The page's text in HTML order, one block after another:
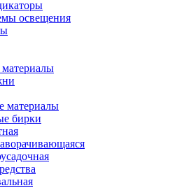
освещения
материалы
бирки